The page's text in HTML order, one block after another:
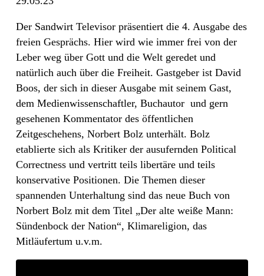
Der Sandwirt Televisor präsentiert die 4. Ausgabe des
freien Gesprächs. Hier wird wie immer frei von der
Leber weg über Gott und die Welt geredet und
natürlich auch über die Freiheit. Gastgeber ist David
Boos, der sich in dieser Ausgabe mit seinem Gast,
dem Medienwissenschaftler, Buchautor und gern
gesehenen Kommentator des öffentlichen
Zeitgeschehens, Norbert Bolz unterhält. Bolz
etablierte sich als Kritiker der ausufernden Political
Correctness und vertritt teils libertäre und teils
konservative Positionen. Die Themen dieser
spannenden Unterhaltung sind das neue Buch von
Norbert Bolz mit dem Titel „Der alte weiße Mann:
Sündenbock der Nation“, Klimareligion, das
Mitläufertum u.v.m.